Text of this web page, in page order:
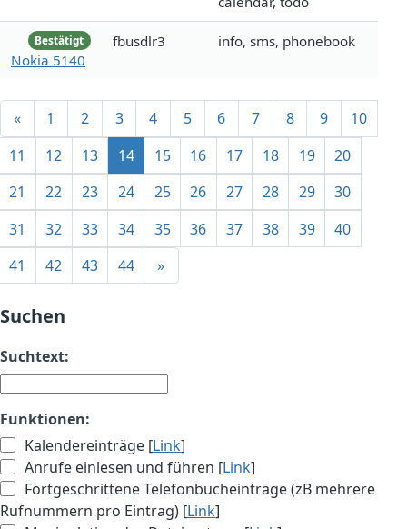
Bestätigt
Nokia 5140
fbusdlr3 info, sms, phonebook
« 1 2 3 4 5 6 7 8 9
10
11
12 13 14 15 16 17 18 19
20
21
22 23 24 25 26 27 28 29
30
31
32 33 34 35 36 37 38 39
40
41
42 43 44 »
Suchen
Suchtext:
Funktionen:
Kalendereinträge [Link]
Anrufe einlesen und führen [Link]
Fortgeschrittene Telefonbucheinträge (zB mehrere
Rufnummern pro Eintrag) [Link]